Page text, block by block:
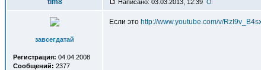
tim8 Написано: 03.03.2013, 12:39
завсегдатай
Регистрация: 04.04.2008
Сообщений: 2377
Если это http://www.youtube.com/v/